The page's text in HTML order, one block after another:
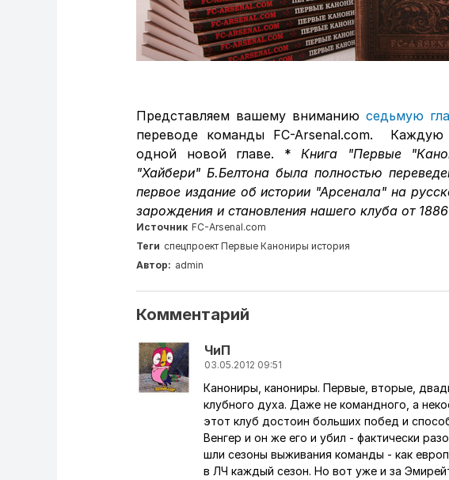
Представляем вашему вниманию седьмую
переводе команды FC-Arsenal.com.
одной новой главе. * Книга "Первые
"Хайбери" Б.Белтона была полностью
первое издание об истории "Арсенала" на
зарождения и становления нашего клуба от 1886
Источник FC-Arsenal.com
Теги спецпроект Первые Канониры история
Автор: admin
Комментарий
ЧиП
03.05.2012 09:51
Канониры, канониры. Первые, вторые,
клубного духа. Даже не командного, а
этот клуб достоин больших побед и
Венгер и он же его и убил - фактически
шли сезоны выживания команды - как
в ЛЧ каждый сезон. Но вот уже и за